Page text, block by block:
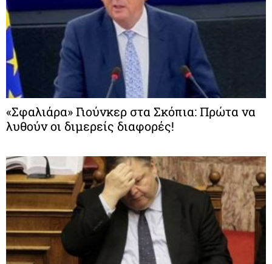
«Σφαλιάρα» Γιούνκερ στα Σκόπια: Πρώτα να
λυθούν οι διμερείς διαφορές!